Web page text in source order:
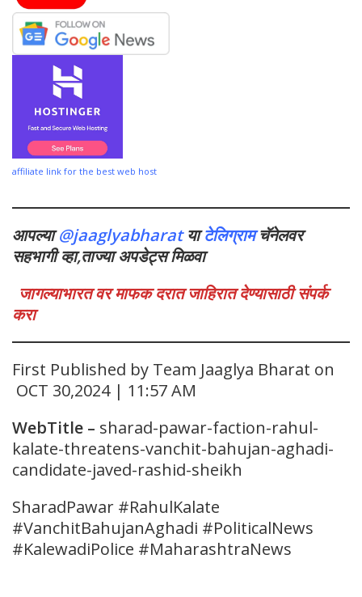
affiliate link for the best web host
आपल्या@jaaglyabharatयाटेलिग्रामचॅनेलवर
सहभागी व्हा,ताज्या अपडेट्स मिळवा
जागल्याभारत वर माफक दरात जाहिरात देण्यासाठी संपर्क
करा
First Published by Team Jaaglya Bharat on
OCT 30,2024 | 11:57 AM
WebTitle – sharad-pawar-faction-rahul-
kalate-threatens-vanchit-bahujan-aghadi-
candidate-javed-rashid-sheikh
SharadPawar #RahulKalate
#VanchitBahujanAghadi #PoliticalNews
#KalewadiPolice #MaharashtraNews